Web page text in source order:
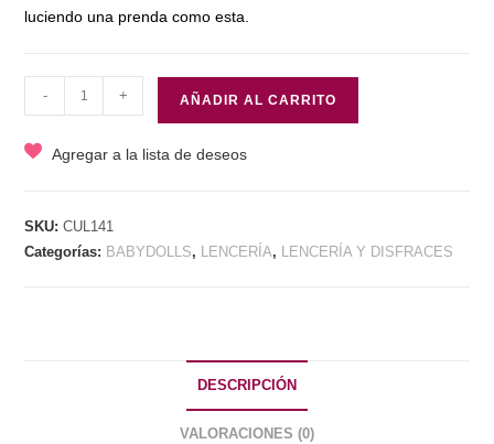
luciendo una prenda como esta.
BABYDOLL
SALLY
cantidad
- + AÑADIR AL CARRITO
Agregar a la lista de deseos
SKU:CUL141
Categorías: BABYDOLLS, LENCERÍA, LENCERÍA Y DISFRACES
DESCRIPCIÓN
VALORACIONES (0)